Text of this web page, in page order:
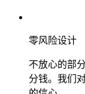
零风险设计
不放心的部
分钱。我们